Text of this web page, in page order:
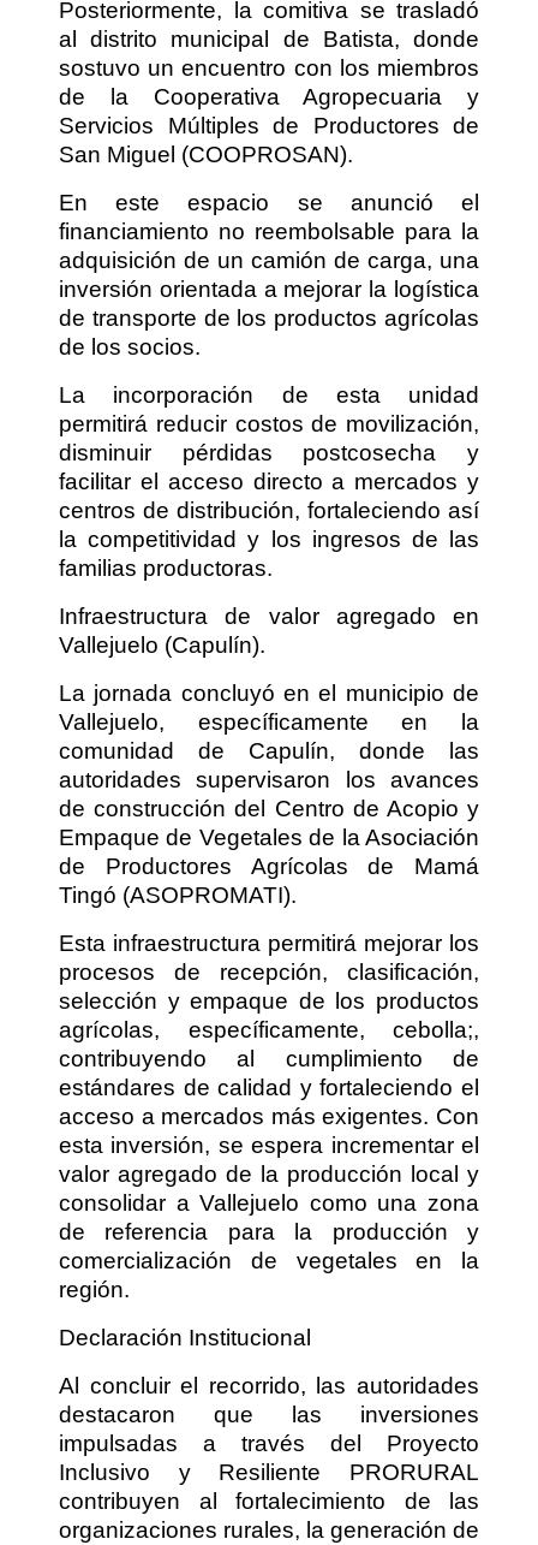
Posteriormente, la comitiva se trasladó
al distrito municipal de Batista, donde
sostuvo un encuentro con los miembros
de la Cooperativa Agropecuaria y
Servicios Múltiples de Productores de
San Miguel (COOPROSAN).
En este espacio se anunció el
financiamiento no reembolsable para la
adquisición de un camión de carga, una
inversión orientada a mejorar la logística
de transporte de los productos agrícolas
de los socios.
La incorporación de esta unidad
permitirá reducir costos de movilización,
disminuir pérdidas postcosecha y
facilitar el acceso directo a mercados y
centros de distribución, fortaleciendo así
la competitividad y los ingresos de las
familias productoras.
Infraestructura de valor agregado en
Vallejuelo (Capulín).
La jornada concluyó en el municipio de
Vallejuelo, específicamente en la
comunidad de Capulín, donde las
autoridades supervisaron los avances
de construcción del Centro de Acopio y
Empaque de Vegetales de la Asociación
de Productores Agrícolas de Mamá
Tingó (ASOPROMATI).
Esta infraestructura permitirá mejorar los
procesos de recepción, clasificación,
selección y empaque de los productos
agrícolas, específicamente, cebolla;,
contribuyendo al cumplimiento de
estándares de calidad y fortaleciendo el
acceso a mercados más exigentes. Con
esta inversión, se espera incrementar el
valor agregado de la producción local y
consolidar a Vallejuelo como una zona
de referencia para la producción y
comercialización de vegetales en la
región.
Declaración Institucional
Al concluir el recorrido, las autoridades
destacaron que las inversiones
impulsadas a través del Proyecto
Inclusivo y Resiliente PRORURAL
contribuyen al fortalecimiento de las
organizaciones rurales, la generación de